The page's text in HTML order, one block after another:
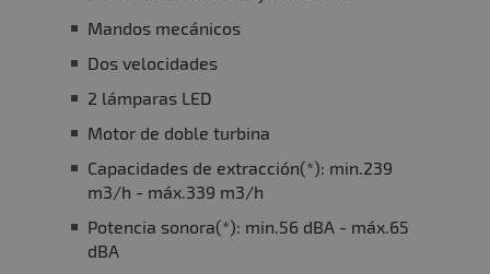
Mandos mecánicos
Dos velocidades
2 lámparas LED
Motor de doble turbina
Capacidades de extracción(*): min.239
m3/h - máx.339 m3/h
Potencia sonora(*): min.56 dBA - máx.65
dBA